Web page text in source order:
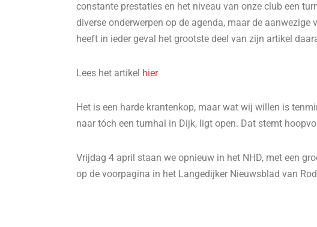
constante prestaties en het niveau van onze club een
diverse onderwerpen op de agenda, maar de
heeft in ieder geval het grootste deel van zijn artikel
Lees het artikel hier
Het is een harde krantenkop, maar wat wij willen is
naar tóch een turnhal in Dijk, ligt open. Dat stemt
Vrijdag 4 april staan we opnieuw in het NHD, met een
op de voorpagina in het Langedijker Nieuwsblad van